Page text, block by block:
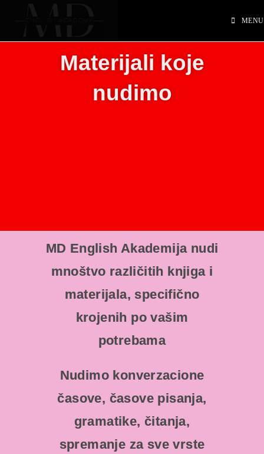
MENU
Materijali koje
nudimo
MD English Akademija nudi
mnoštvo različitih knjiga i
materijala, specifično
krojenih po vašim
potrebama
Nudimo konverzacione
časove, časove pisanja,
gramatike, čitanja,
spremanje za sve vrste